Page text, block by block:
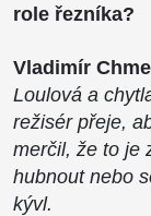
role řezníka?
Vladimír
Loulová a
režisér přeje,
merčil, že to je
hubnout nebo
kývl.